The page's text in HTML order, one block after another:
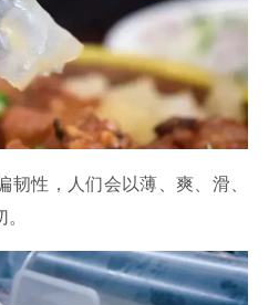
性，人们会以薄、爽、滑、